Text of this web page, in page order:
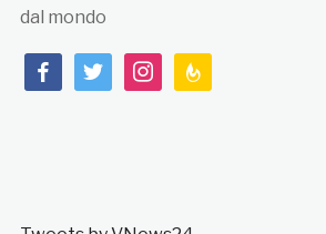
dal mondo
facebooktwitterinstagramfeedburner